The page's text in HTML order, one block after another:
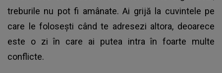
treburile nu pot fi amânate. Ai grijă la cuvintele pe
care le folosești când te adresezi altora, deoarece
este o zi în care ai putea intra în foarte multe
conflicte.